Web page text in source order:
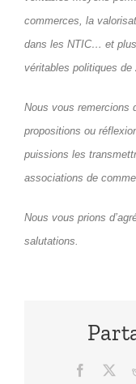
commerces, la
dans les NTIC… et
véritables politiques de
Nous vous remercions
propositions ou
puissions les
associations de
Nous vous prions
salutations.
Facebook